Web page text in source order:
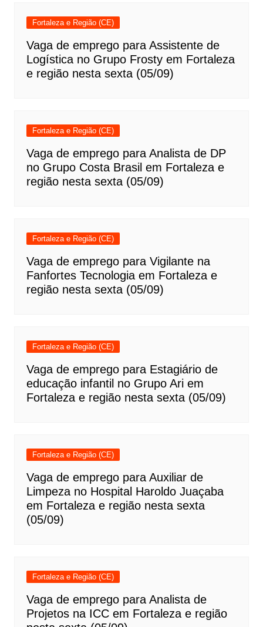
Fortaleza e Região (CE)
Vaga de emprego para Assistente de
Logística no Grupo Frosty em Fortaleza
e região nesta sexta (05/09)
Fortaleza e Região (CE)
Vaga de emprego para Analista de DP
no Grupo Costa Brasil em Fortaleza e
região nesta sexta (05/09)
Fortaleza e Região (CE)
Vaga de emprego para Vigilante na
Fanfortes Tecnologia em Fortaleza e
região nesta sexta (05/09)
Fortaleza e Região (CE)
Vaga de emprego para Estagiário de
educação infantil no Grupo Ari em
Fortaleza e região nesta sexta (05/09)
Fortaleza e Região (CE)
Vaga de emprego para Auxiliar de
Limpeza no Hospital Haroldo Juaçaba
em Fortaleza e região nesta sexta
(05/09)
Fortaleza e Região (CE)
Vaga de emprego para Analista de
Projetos na ICC em Fortaleza e região